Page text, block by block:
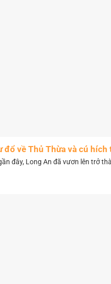
đổ về Thủ Thừa và cú hích
đây, Long An đã vươn lên trở